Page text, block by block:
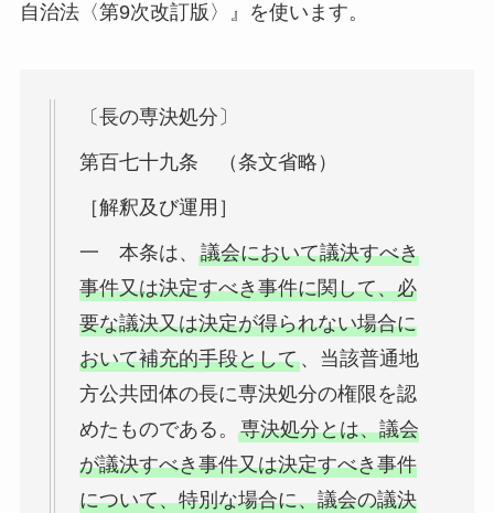
自治法〈第9次改訂版〉』を使います。
〔長の専決処分〕
第百七十九条 （条文省略）
［解釈及び運用］
一 本条は、 議会において議決すべき
事件又は決定すべき事件に関して、必
要な議決又は決定が得られない場合に
おいて補充的手段として、当該普通地
方公共団体の長に専決処分の権限を認
めたものである。 専決処分とは、議会
が議決すべき事件又は決定すべき事件
について、特別な場合に、議会の議決